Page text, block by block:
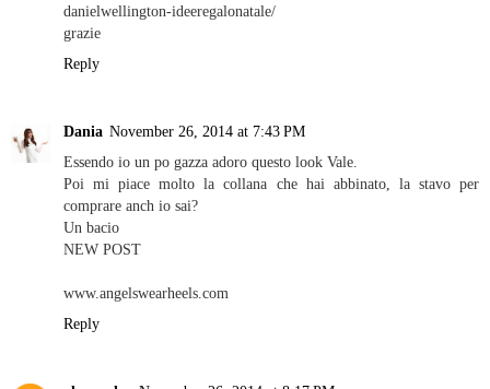
danielwellington-ideeregalonatale/
grazie
Reply
Dania November 26, 2014 at 7:43 PM
Essendo io un po gazza adoro questo look Vale.
Poi mi piace molto la collana che hai abbinato, la stavo per
comprare anch io sai?
Un bacio
NEW POST
www.angelswearheels.com
Reply